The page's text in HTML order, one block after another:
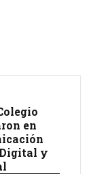
en
y